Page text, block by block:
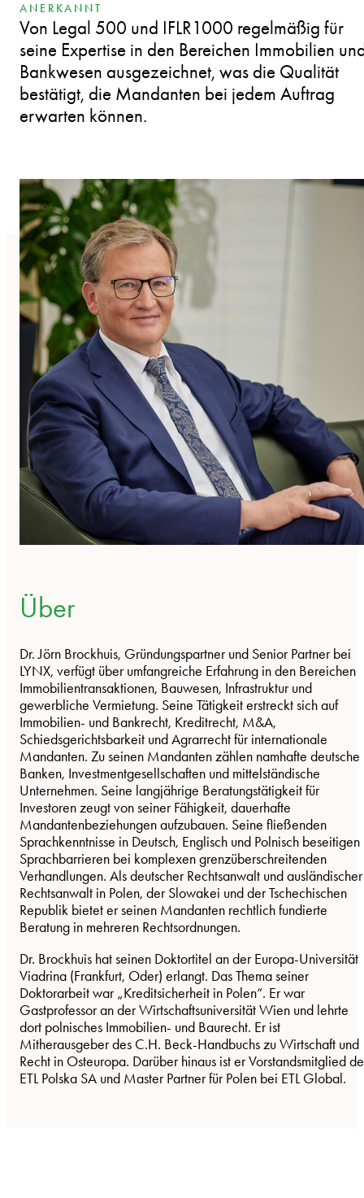
ANERKANNT
Von Legal 500 und IFLR1000 regelmäßig für
seine Expertise in den Bereichen Immobilien
Bankwesen ausgezeichnet, was die Qualität
bestätigt, die Mandanten bei jedem Auftrag
erwarten können.
Über
Dr. Jörn Brockhuis, Gründungspartner und Senior Partner bei
LYNX, verfügt über umfangreiche Erfahrung in den Bereichen
Immobilientransaktionen, Bauwesen, Infrastruktur und
gewerbliche Vermietung. Seine Tätigkeit erstreckt sich auf
Immobilien- und Bankrecht, Kreditrecht, M&A,
Schiedsgerichtsbarkeit und Agrarrecht für internationale
Mandanten. Zu seinen Mandanten zählen namhafte deutsche
Banken, Investmentgesellschaften und mittelständische
Unternehmen. Seine langjährige Beratungstätigkeit für
Investoren zeugt von seiner Fähigkeit, dauerhafte
Mandantenbeziehungen aufzubauen. Seine fließenden
Sprachkenntnisse in Deutsch, Englisch und Polnisch beseitigen
Sprachbarrieren bei komplexen grenzüberschreitenden
Verhandlungen. Als deutscher Rechtsanwalt und ausländischer
Rechtsanwalt in Polen, der Slowakei und der Tschechischen
Republik bietet er seinen Mandanten rechtlich fundierte
Beratung in mehreren Rechtsordnungen.
Dr. Brockhuis hat seinen Doktortitel an der Europa-Universität
Viadrina (Frankfurt, Oder) erlangt. Das Thema seiner
Doktorarbeit war „Kreditsicherheit in Polen“. Er war
Gastprofessor an der Wirtschaftsuniversität Wien und lehrte
dort polnisches Immobilien- und Baurecht. Er ist
Mitherausgeber des C.H. Beck-Handbuchs zu Wirtschaft und
Recht in Osteuropa. Darüber hinaus ist er Vorstandsmitglied
ETL Polska SA und Master Partner für Polen bei ETL Global.